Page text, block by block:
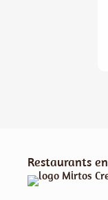
Restaurants